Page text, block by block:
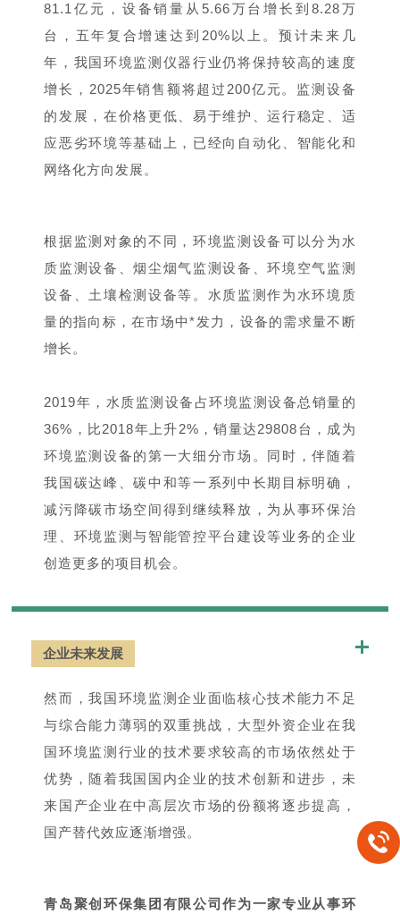
81.1亿元，设备销量从5.66万台增长到8.28万
台，五年复合增速达到20%以上。预计未来几
年，我国环境监测仪器行业仍将保持较高的速度
增长，2025年销售额将超过200亿元。监测设备
的发展，在价格更低、易于维护、运行稳定、适
应恶劣环境等基础上，已经向自动化、智能化和
网络化方向发展。
根据监测对象的不同，环境监测设备可以分为水
质监测设备、烟尘烟气监测设备、环境空气监测
设备、土壤检测设备等。水质监测作为水环境质
量的指向标，在市场中*发力，设备的需求量不断
增长。
2019年，水质监测设备占环境监测设备总销量的
36%，比2018年上升2%，销量达29808台，成为
环境监测设备的第一大细分市场。同时，伴随着
我国碳达峰、碳中和等一系列中长期目标明确，
减污降碳市场空间得到继续释放，为从事环保治
理、环境监测与智能管控平台建设等业务的企业
创造更多的项目机会。
企业未来发展
然而，我国环境监测企业面临核心技术能力不足
与综合能力薄弱的双重挑战，大型外资企业在我
国环境监测行业的技术要求较高的市场依然处于
优势，随着我国国内企业的技术创新和进步，未
来国产企业在中高层次市场的份额将逐步提高，
国产替代效应逐渐增强。
青岛聚创环保集团有限公司作为一家专业从事环